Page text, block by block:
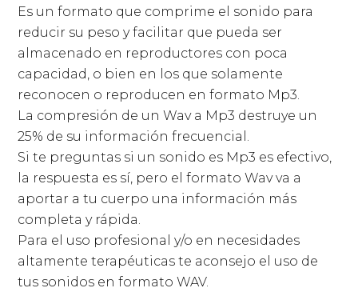
Es un formato que comprime el sonido para
reducir su peso y facilitar que pueda ser
almacenado en reproductores con poca
capacidad, o bien en los que solamente
reconocen o reproducen en formato Mp3.
La compresión de un Wav a Mp3 destruye un
25% de su información frecuencial.
Si te preguntas si un sonido es Mp3 es efectivo,
la respuesta es sí, pero el formato Wav va a
aportar a tu cuerpo una información más
completa y rápida.
Para el uso profesional y/o en necesidades
altamente terapéuticas te aconsejo el uso de
tus sonidos en formato WAV.